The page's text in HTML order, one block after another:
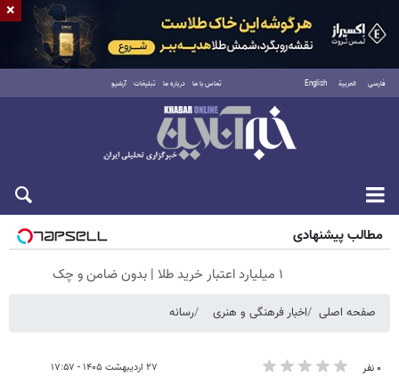
فارسی العربية English تماس با ما درباره ما تبلیغات آرشیو
پنجشنبه ۱۵ مرداد ۱۴۰۵
مطالب پیشنهادی
۱ میلیارد اعتبار خرید طلا | بدون ضامن و چک
صفحه اصلی اخبار فرهنگی و هنری رسانه
۰ نفر ۲۷ اردیبهشت ۱۴۰۵ - ۱۷:۵۷
×